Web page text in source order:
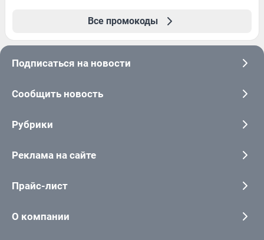
Все промокоды
Подписаться на новости
Сообщить новость
Рубрики
Реклама на сайте
Прайс-лист
О компании